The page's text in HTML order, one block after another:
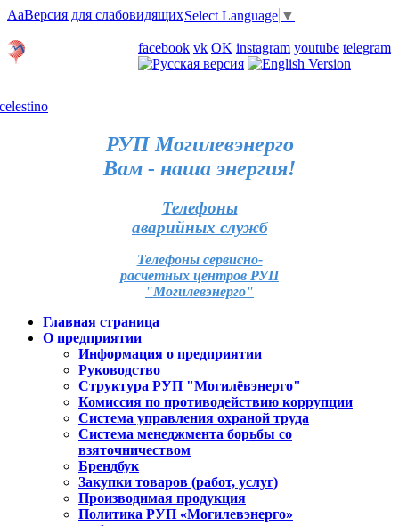
AaВерсия для слабовидящихSelect Language ▼
facebook vk OK instagram youtube telegram
РУП Могилевэнерго
Вам - наша энергия!
Телефоны
аварийных служб
Телефоны сервисно-
расчетных центров РУП
"Могилевэнерго"
Главная страница
О предприятии
Информация о предприятии
Руководство
Структура РУП "Могилёвэнерго"
Комиссия по противодействию коррупции
Система управления охраной труда
Система менеджмента борьбы со
взяточничеством
Брендбук
Закупки товаров (работ, услуг)
Производимая продукция
Политика РУП «Могилевэнерго»